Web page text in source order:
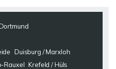
Duisburg / Marxloh
Rauxel Krefeld / Hüls